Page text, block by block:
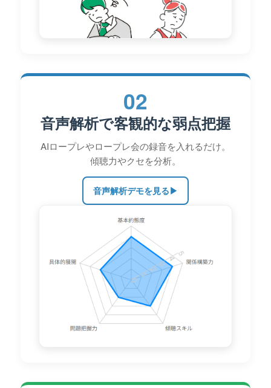
02
音声解析で客観的な弱点把握
AIロープレやロープレ会の録音を入れるだけ。
傾聴力やクセを分析。
音声解析デモを見る▶